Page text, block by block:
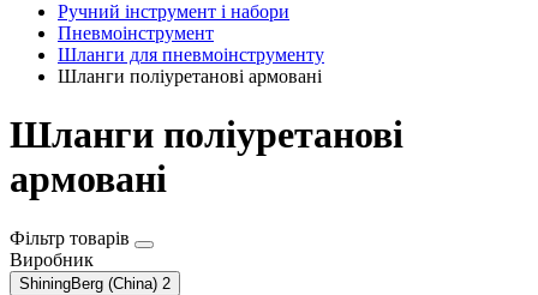
Ручний інструмент і набори
Пневмоінструмент
Шланги для пневмоінструменту
Шланги поліуретанові армовані
Шланги поліуретанові
армовані
Фільтр товарів
Виробник
ShiningBerg (China) 2